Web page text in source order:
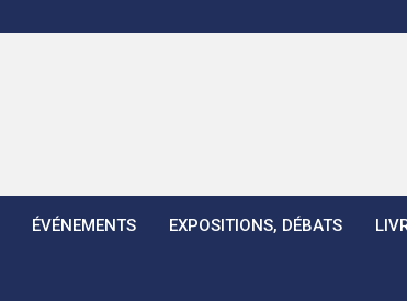
ÉVÉNEMENTS EXPOSITIONS, DÉBATS